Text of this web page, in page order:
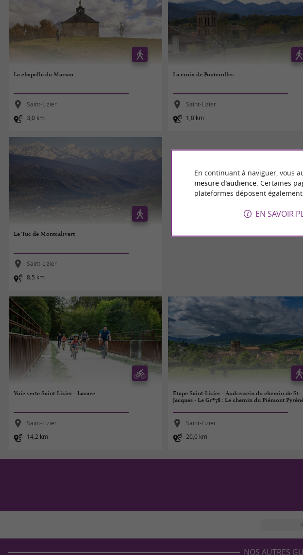
La chapelle du Marsan
Saint-Lizier
3,0 km
La croix de Pouterolles
Saint-Lizier
1,0 km
Le Tuc de Montcalivert
Saint-Lizier
8,5 km
Voie verte Saint-Lizier - Lacave
Saint-Lizier
14,2 km
Etape Saint-Lizier - Audressein du chemin de St-
Jacques - Le Gr®78 : Le chemin du Piémont
Saint-Lizier
20,0 km
NOS AUTRES
En continuant à naviguer, vous
mesure d'audience. Certaines
plateformes déposent également
EN SAVOIR